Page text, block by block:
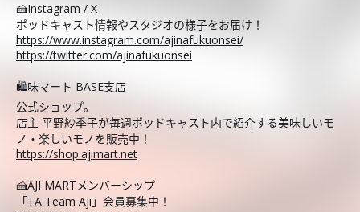
🍰Instagram / X
ポッドキャスト情報やスタジオの様子をお届け！
https://www.instagram.com/ajinafukuonsei/
https://twitter.com/ajinafukuonsei
🛍️味マート BASE支店
公式ショップ。
店主 平野紗季子が毎週ポッドキャスト内で紹介する美味しいモ
ノ・楽しいモノを販売中！
https://shop.ajimart.net
🍰AJI MARTメンバーシップ
「TA Team Aji」会員募集中！